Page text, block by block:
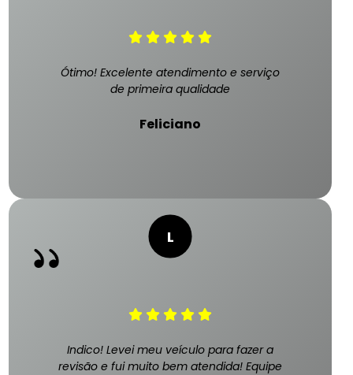
Ótimo! Excelente atendimento e serviço
de primeira qualidade
Feliciano
Indico! Levei meu veículo para fazer a
revisão e fui muito bem atendida! Equipe